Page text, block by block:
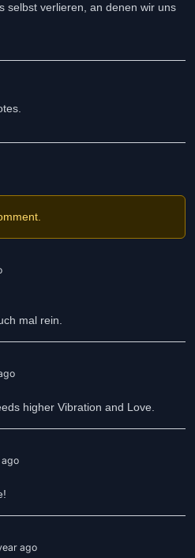
selbst verlieren, an denen wir uns
Kraft, die weit größer ist,
dass sie geliebt und wichtig
gehalten habt. 💙
meiner Feder und ich hoffe er
mal rein.
higher Vibration and Love.
ago
ago